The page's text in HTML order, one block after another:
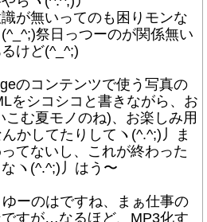
が無いってのも困りモンな
祭日っつーのが関係無い
けど(^_^;)
のコンテンツで使う写真の
をシコシコと書きながら、お
む夏モノのね)、お楽しみ用
かしてたりしてヽ(^.^;)丿ま
てないし、これが終わった
ヽ(^.^;)丿はう〜
ーのはですね、まぁ仕事の
すが…なるほど、MP3化す